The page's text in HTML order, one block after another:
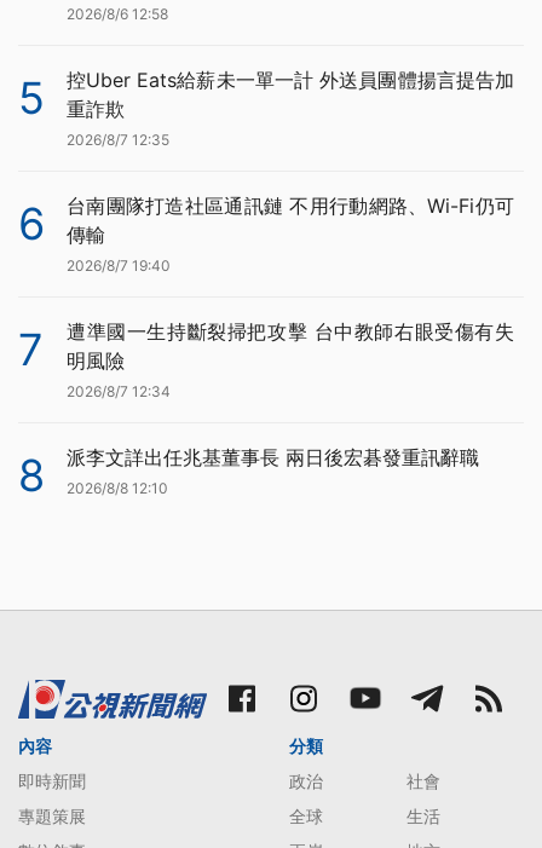
2026/8/6 12:58
5
控Uber Eats給薪未一單一計 外送員團體揚言提告加
重詐欺
2026/8/7 12:35
6
台南團隊打造社區通訊鏈 不用行動網路、Wi-Fi仍可
傳輸
2026/8/7 19:40
7
遭準國一生持斷裂掃把攻擊 台中教師右眼受傷有失
明風險
2026/8/7 12:34
8 派李文詳出任兆基董事長 兩日後宏碁發重訊辭職
2026/8/8 12:10
內容
即時新聞
專題策展
分類
政治
社會
全球
生活